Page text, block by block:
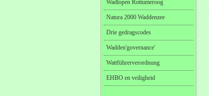
Wadlopen Rottumeroog
Natura 2000 Waddenzee
Drie gedragscodes
Wadden'governance'
Wattführerverordnung
EHBO en veiligheid